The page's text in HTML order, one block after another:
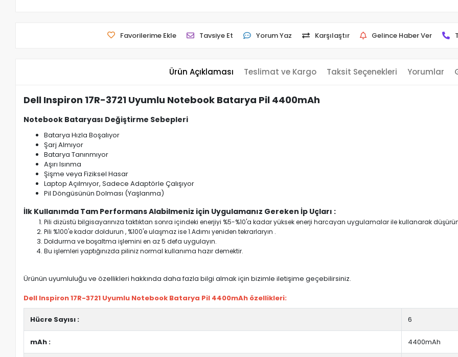
Favorilerime Ekle Tavsiye Et Yorum Yaz Karşılaştır Gelince Haber Ver
Ürün Açıklaması Teslimat ve Kargo Taksit Seçenekleri Yorumlar
Dell Inspiron 17R-3721 Uyumlu Notebook Batarya Pil 4400mAh
Notebook Bataryası Değiştirme Sebepleri
Batarya Hızla Boşalıyor
Şarj Almıyor
Batarya Tanınmıyor
Aşırı Isınma
Şişme veya Fiziksel Hasar
Laptop Açılmıyor, Sadece Adaptörle Çalışıyor
Pil Döngüsünün Dolması (Yaşlanma)
İlk Kullanımda Tam Performans Alabilmeniz için Uygulamanız Gereken İp Uçları :
Pili dizüstü bilgisayarınıza taktıktan sonra içindeki enerjiyi %5-%10'a kadar yüksek enerji harcayan uygulamalar ile kullanarak
Pili %100'e kadar doldurun , %100'e ulaşmaz ise 1.Adımı yeniden tekrarlaryın .
Doldurma ve boşaltma işlemini en az 5 defa uygulayın.
Bu işlemleri yaptığınızda piliniz normal kullanıma hazır demektir.
Ürünün uyumluluğu ve özellikleri hakkında daha fazla bilgi almak için bizimle iletişime geçebilirsiniz.
Dell Inspiron 17R-3721 Uyumlu Notebook Batarya Pil 4400mAh özellikleri:
Hücre Sayısı : 6
mAh : 4400mAh